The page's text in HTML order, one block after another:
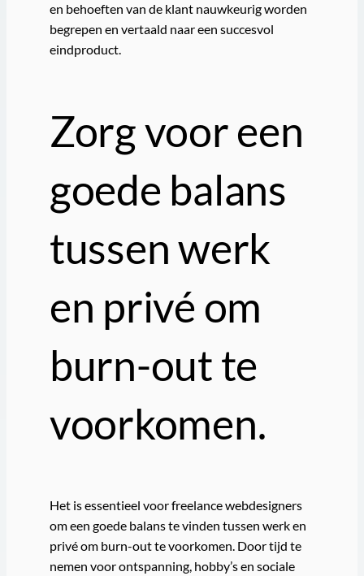
en behoeften van de klant nauwkeurig worden
begrepen en vertaald naar een succesvol
eindproduct.
Zorg voor een
goede balans
tussen werk
en privé om
burn-out te
voorkomen.
Het is essentieel voor freelance webdesigners
om een goede balans te vinden tussen werk en
privé om burn-out te voorkomen. Door tijd te
nemen voor ontspanning, hobby’s en sociale